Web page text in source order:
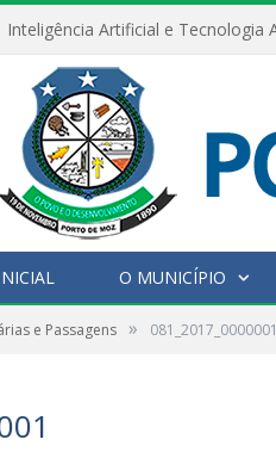
O MUNICÍPIO
e Passagens » 081_2017_0000001